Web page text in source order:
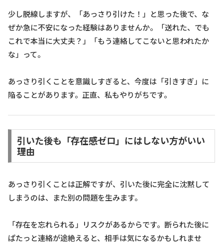
少し脱線しますが、「あっさり引けた！」と思った後で、な
ぜか急に不安になった経験はありませんか。「送れた、でも
これで本当に大丈夫？」「もう連絡してこないと思われたか
な」って。
あっさり引くことを意識しすぎると、今度は「引きすぎ」に
陥ることがあります。正直、私もやりがちです。
引いた後も「存在感ゼロ」にはしない方がいい
理由
あっさり引くことは正解ですが、引いた後に完全に沈黙して
しまうのは、また別の問題を生みます。
「存在を忘れられる」リスクがあるからです。断られた後に
ぱたっと連絡が途絶えると、相手は気になるかもしれませ